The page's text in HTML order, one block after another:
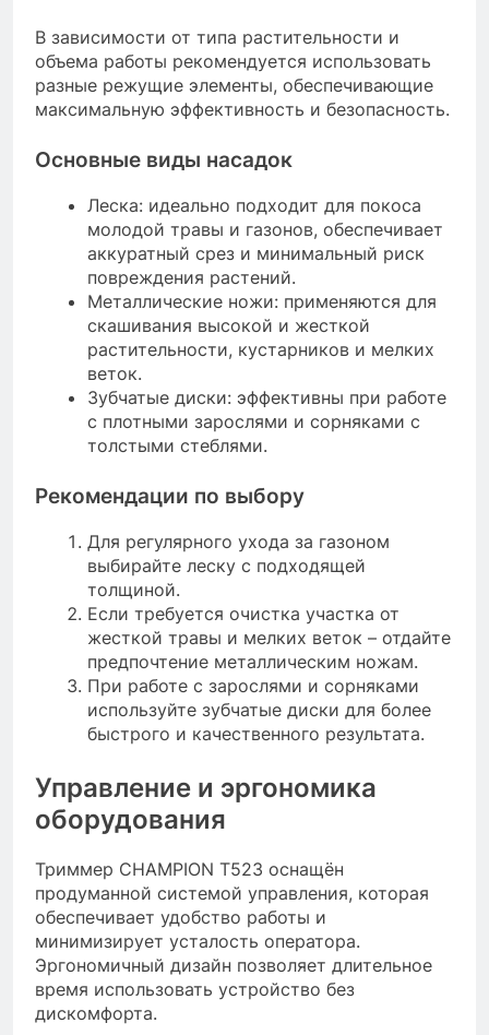
В зависимости от типа растительности и
объема работы рекомендуется использовать
разные режущие элементы, обеспечивающие
максимальную эффективность и безопасность.
Основные виды насадок
Леска: идеально подходит для покоса
молодой травы и газонов, обеспечивает
аккуратный срез и минимальный риск
повреждения растений.
Металлические ножи: применяются для
скашивания высокой и жесткой
растительности, кустарников и мелких
веток.
Зубчатые диски: эффективны при работе
с плотными зарослями и сорняками с
толстыми стеблями.
Рекомендации по выбору
Для регулярного ухода за газоном
выбирайте леску с подходящей
толщиной.
Если требуется очистка участка от
жесткой травы и мелких веток – отдайте
предпочтение металлическим ножам.
При работе с зарослями и сорняками
используйте зубчатые диски для более
быстрого и качественного результата.
Управление и эргономика
оборудования
Триммер CHAMPION Т523 оснащён
продуманной системой управления, которая
обеспечивает удобство работы и
минимизирует усталость оператора.
Эргономичный дизайн позволяет длительное
время использовать устройство без
дискомфорта.